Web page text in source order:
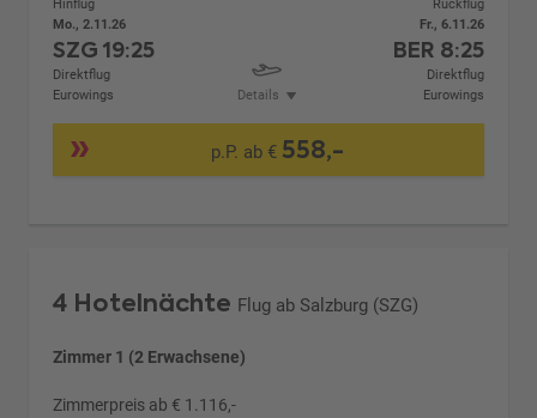
Hinflug
Mo., 2.11.26
SZG19:25
Direktflug
Eurowings
Details
Rückflug
Fr., 6.11.26
BER 8:25
Direktflug
Eurowings
p.P. ab € 558,-
4 Hotelnächte Flug ab Salzburg (SZG)
Zimmer 1 (2 Erwachsene)
Zimmerpreis ab € 1.116,-